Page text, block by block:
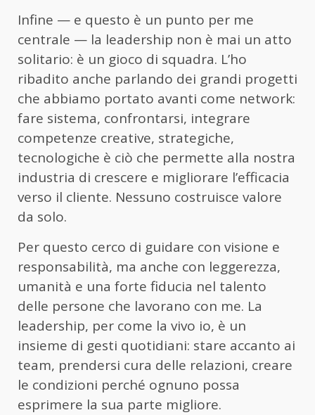
Infine — e questo è un punto per me
centrale — la leadership non è mai un atto
solitario: è un gioco di squadra. L’ho
ribadito anche parlando dei grandi progetti
che abbiamo portato avanti come network:
fare sistema, confrontarsi, integrare
competenze creative, strategiche,
tecnologiche è ciò che permette alla nostra
industria di crescere e migliorare l’efficacia
verso il cliente. Nessuno costruisce valore
da solo.
Per questo cerco di guidare con visione e
responsabilità, ma anche con leggerezza,
umanità e una forte fiducia nel talento
delle persone che lavorano con me. La
leadership, per come la vivo io, è un
insieme di gesti quotidiani: stare accanto ai
team, prendersi cura delle relazioni, creare
le condizioni perché ognuno possa
esprimere la sua parte migliore.